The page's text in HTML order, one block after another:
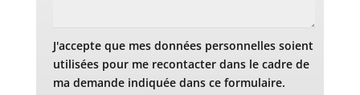
J'accepte que mes données personnelles soient
utilisées pour me recontacter dans le cadre de
ma demande indiquée dans ce formulaire.